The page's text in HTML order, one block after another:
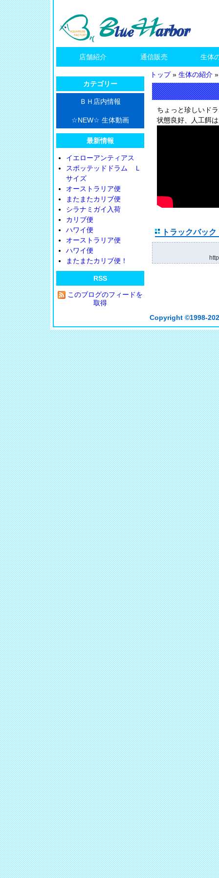
店舗紹介 通信販売 生体
カテゴリー
ＢＨ店内情報
☆NEW☆ 生体動画
最新情報
イエローアンティアス
スポッテッドドラム Ｌ
サイズ
オーストラリア便
またまたカリブ便
シラナミガイ入荷
カリブ便
ハワイ便
オーストラリア便
ハワイ便
またまたカリブ便！
RSS
このブログのフィードを
取得
トップ» 生体の紹介
ちょっと珍しいド
状態良好、人工餌
トラックバック
Copyright ©1998-